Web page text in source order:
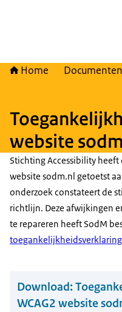
Home Documenten
website
Stichting Accessibility
website sodm.nl getoetst
onderzoek constateert de
richtlijn. Deze afwijkingen
te repareren heeft SodM
toegankelijkheidsverklaring
Download:
WCAG2 website